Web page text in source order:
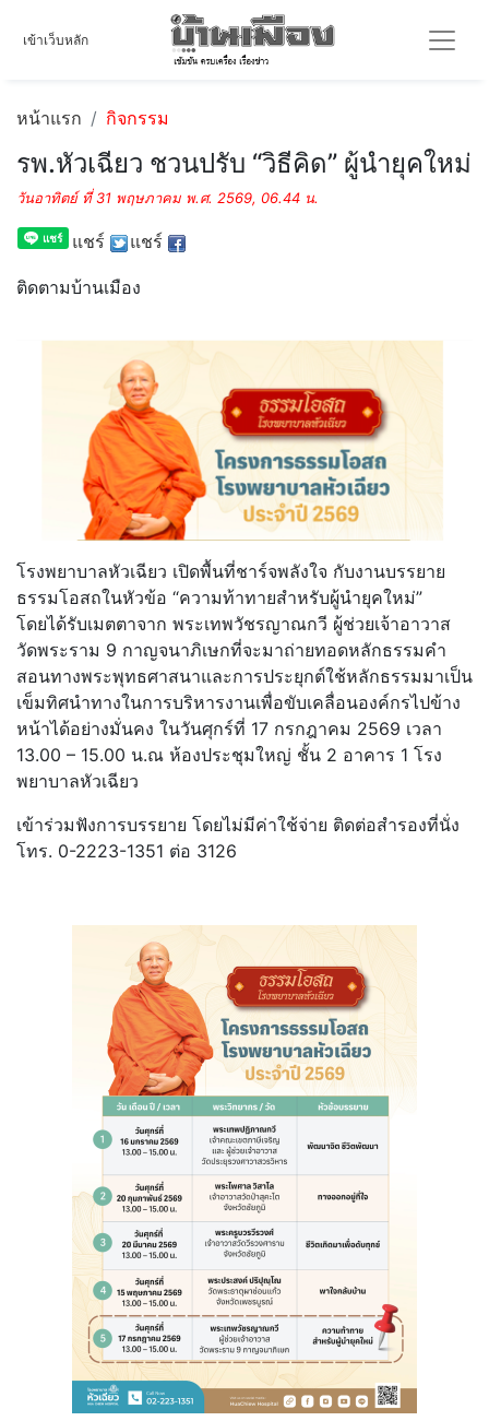
เข้าเว็บหลัก
หน้าแรก กิจกรรม
รพ.หัวเฉียว ชวนปรับ “วิธีคิด” ผู้นำยุคใหม่
วันอาทิตย์ ที่ 31 พฤษภาคม พ.ศ. 2569, 06.44 น.
แชร์ แชร์
ติดตามบ้านเมือง
โรงพยาบาลหัวเฉียว เปิดพื้นที่ชาร์จพลังใจ กับงานบรรยาย
ธรรมโอสถในหัวข้อ “ความท้าทายสำหรับผู้นำยุคใหม่”
โดยได้รับเมตตาจาก พระเทพวัชรญาณกวี ผู้ช่วยเจ้าอาวาส
วัดพระราม 9 กาญจนาภิเษกที่จะมาถ่ายทอดหลักธรรมคำ
สอนทางพระพุทธศาสนาและการประยุกต์ใช้หลักธรรมมาเป็น
เข็มทิศนำทางในการบริหารงานเพื่อขับเคลื่อนองค์กรไปข้าง
หน้าได้อย่างมั่นคง ในวันศุกร์ที่ 17 กรกฎาคม 2569 เวลา
13.00 – 15.00 น.ณ ห้องประชุมใหญ่ ชั้น 2 อาคาร 1 โรง
พยาบาลหัวเฉียว
เข้าร่วมฟังการบรรยาย โดยไม่มีค่าใช้จ่าย ติดต่อสำรองที่นั่ง
โทร. 0-2223-1351 ต่อ 3126